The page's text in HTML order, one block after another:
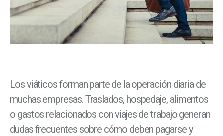
Los viáticos forman parte de la operación diaria de
muchas empresas. Traslados, hospedaje, alimentos
o gastos relacionados con viajes de trabajo generan
dudas frecuentes sobre cómo deben pagarse y